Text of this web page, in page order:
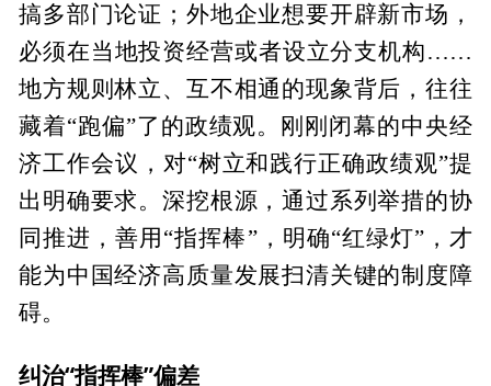
搞多部门论证；外地企业想要开辟新市场，
必须在当地投资经营或者设立分支机构……
地方规则林立、互不相通的现象背后，往往
藏着“跑偏”了的政绩观。刚刚闭幕的中央经
济工作会议，对“树立和践行正确政绩观”提
出明确要求。深挖根源，通过系列举措的协
同推进，善用“指挥棒”，明确“红绿灯”，才
能为中国经济高质量发展扫清关键的制度障
碍。
纠治“指挥棒”偏差